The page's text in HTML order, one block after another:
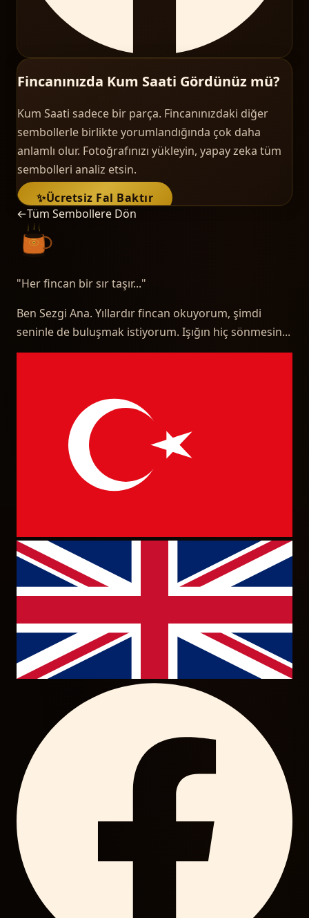
Fincanınızda Kum Saati Gördünüz mü?
Kum Saati sadece bir parça. Fincanınızdaki diğer
sembollerle birlikte yorumlandığında çok daha
anlamlı olur. Fotoğrafınızı yükleyin, yapay zeka tüm
sembolleri analiz etsin.
✨Ücretsiz Fal Baktır
←Tüm Sembollere Dön
"Her fincan bir sır taşır..."
Ben Sezgi Ana. Yıllardır fincan okuyorum, şimdi
seninle de buluşmak istiyorum. Işığın hiç sönmesin...